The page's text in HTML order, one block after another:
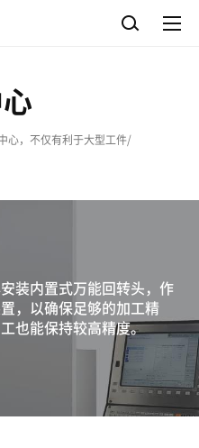
索
完
心，不仅有利于大型工件/
装内置式万能回转头，作
，以确保足够的加工精
也能保持较高精度。